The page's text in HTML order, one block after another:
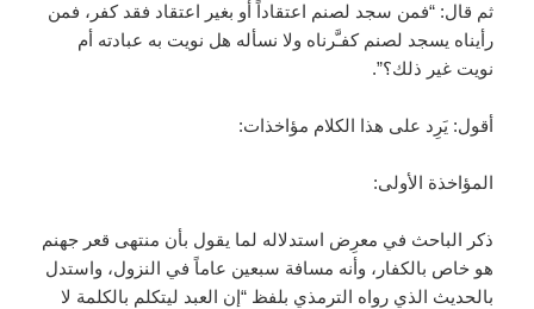
ثم قال: “فمن سجد لصنم اعتقاداً أو بغير اعتقاد فقد كفر، فمن
رأيناه يسجد لصنم كفـَّرناه ولا نسأله هل نويت به عبادته أم
نويت غير ذلك؟”.
أقول: يَرِد على هذا الكلام مؤاخذات:
المؤاخذة الأولى:
ذكر الباحث في معرِض استدلاله لما يقول بأن منتهى قعر جهنم
هو خاص بالكفار، وأنه مسافة سبعين عاماً في النزول، واستدل
بالحديث الذي رواه الترمذي بلفظ “إن العبد ليتكلم بالكلمة لا